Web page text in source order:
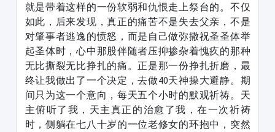
就是带着这样的一份软弱和仇恨走上祭台的。不仅
如此，后来发现，真正的痛苦不是失去父亲，不是
对肇事者逃逸的愤怒，而是自己做弥撒祝圣圣体举
起圣体时，心中那股伴随者压抑掺杂着愧疚的那种
无比撕裂无比挣扎的痛。正是那一份挣扎折磨，最
终让我做出了一个决定，去做40天神操大避静。期
间只为这一个意向，每天五个小时的默观祈祷。天
主俯听了我，天主真正的治愈了我，在一次祈祷
时，侧躺在七八十岁的一位老修女的环抱中，突然